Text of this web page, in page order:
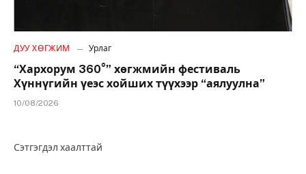
ДУУ ХӨГЖИМ Урлаг
“Хархорум 360°” хөгжмийн фестиваль
Хүннүгийн үеэс хойших түүхээр “аялуулна”
10/08/2026
Сэтгэгдэл хаалттай